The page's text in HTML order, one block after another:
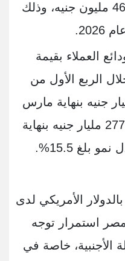
بالجنيه الاسترليني نحو 464.5 مليون جنيه، وذلك
العملاء بقيمة
جنيه خلال الربع الأول من
لتسجل 320.990 مليار جنيه بنهاية مارس
الماضي، مقارنة بنحو 277.864 مليار جنيه بنهاية
الأمريكي لدى
استمرار توجه
الأجنبية، خاصة في